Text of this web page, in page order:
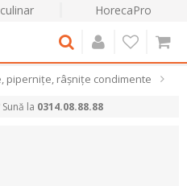
HorecaPro
pipernițe, râșnițe condimente
la 0314.08.88.88